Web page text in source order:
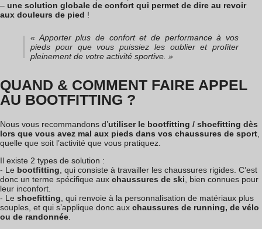
– une solution globale de confort qui permet de dire au revoir
aux douleurs de pied !
« Apporter plus de confort et de performance à vos
pieds pour que vous puissiez les oublier et profiter
pleinement de votre activité sportive. »
QUAND & COMMENT FAIRE APPEL
AU BOOTFITTING ?
Nous vous recommandons d’utiliser le bootfitting / shoefitting dès
lors que vous avez mal aux pieds dans vos chaussures de sport
quelle que soit l’activité que vous pratiquez.
Il existe 2 types de solution :
- Le bootfitting , qui consiste à travailler les chaussures rigides. C’est
donc un terme spécifique aux chaussures de ski , bien connues pour
leur inconfort.
- Le shoefitting , qui renvoie à la personnalisation de matériaux plus
souples, et qui s’applique donc aux chaussures de running, de vélo
ou de randonnée